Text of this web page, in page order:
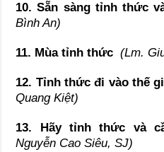
10. Sẵn sàng tỉnh thức
Bình An)
11. Mùa tỉnh thức (Lm.
12. Tỉnh thức đi vào thế
Quang Kiệt)
13. Hãy tỉnh thức và
Nguyễn Cao Siêu, SJ)